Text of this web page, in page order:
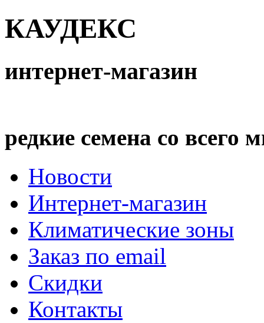
КАУДЕКС
интернет-магазин
редкие семена со всего
Новости
Интернет-магазин
Климатические зоны
Заказ по email
Скидки
Контакты